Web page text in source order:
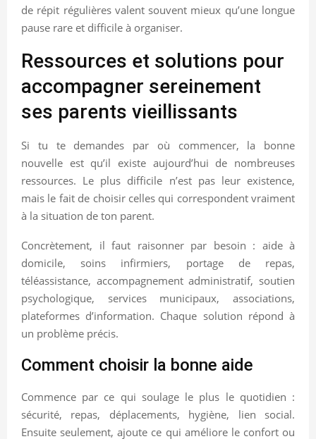
de répit régulières valent souvent mieux qu’une longue
pause rare et difficile à organiser.
Ressources et solutions pour
accompagner sereinement
ses parents vieillissants
Si tu te demandes par où commencer, la bonne
nouvelle est qu’il existe aujourd’hui de nombreuses
ressources. Le plus difficile n’est pas leur existence,
mais le fait de choisir celles qui correspondent vraiment
à la situation de ton parent.
Concrètement, il faut raisonner par besoin : aide à
domicile, soins infirmiers, portage de repas,
téléassistance, accompagnement administratif, soutien
psychologique, services municipaux, associations,
plateformes d’information. Chaque solution répond à
un problème précis.
Comment choisir la bonne aide
Commence par ce qui soulage le plus le quotidien :
sécurité, repas, déplacements, hygiène, lien social.
Ensuite seulement, ajoute ce qui améliore le confort ou